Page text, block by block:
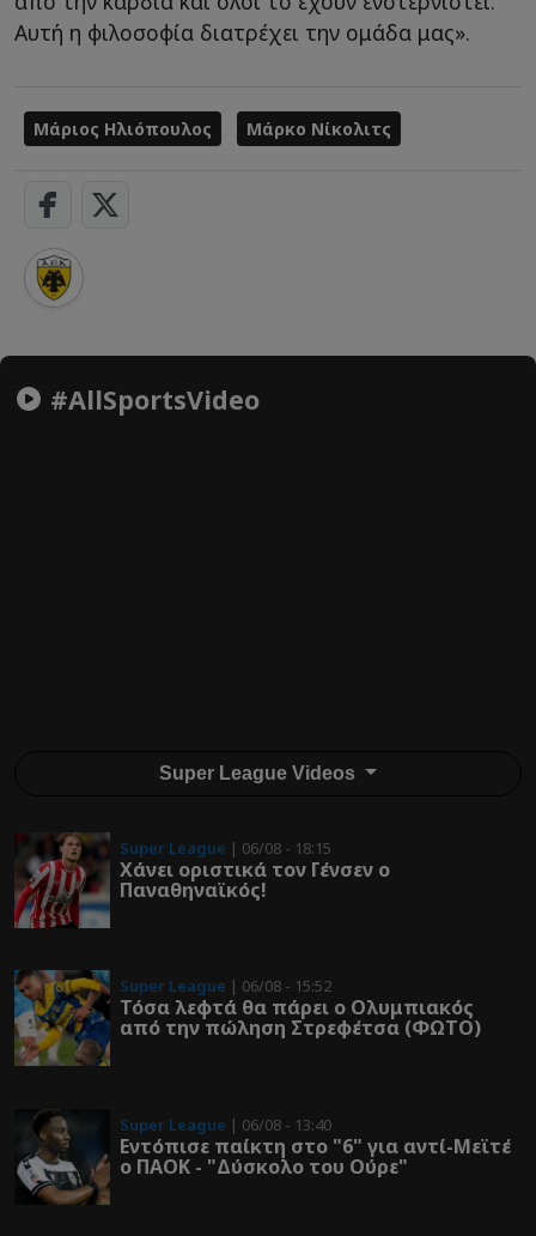
Αυτή η φιλοσοφία διατρέχει την ομάδα μας».
Μάριος Ηλιόπουλος Μάρκο Νίκολιτς
#AllSportsVideo
Super League Videos
Super League | 06/08 - 18:15
Χάνει οριστικά τον Γένσεν ο
Παναθηναϊκός!
Super League | 06/08 - 15:52
Τόσα λεφτά θα πάρει ο Ολυμπιακός
από την πώληση Στρεφέτσα (ΦΩΤΟ)
Super League | 06/08 - 13:40
Εντόπισε παίκτη στο "6" για αντί-Μεϊτέ
ο ΠΑΟΚ - "Δύσκολο του Ούρε"